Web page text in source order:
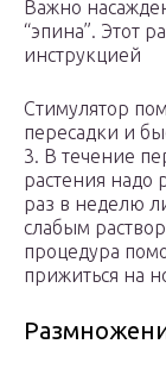
Важно
“эпина”. Этот
инструкцией
Стимулятор
пересадки и
3. В течение
растения надо
раз в неделю
слабым
процедура
прижиться на